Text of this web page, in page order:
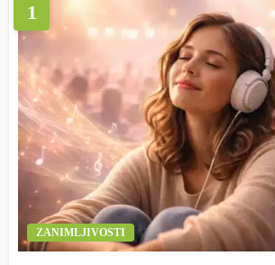
1
ZANIMLJIVOSTI